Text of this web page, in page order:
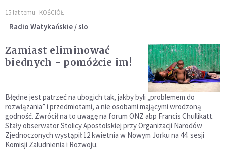
15 lat temu KOŚCIÓŁ
Radio Watykańskie / slo
Zamiast eliminować
biednych - pomóżcie im!
Błędne jest patrzeć na ubogich tak, jakby byli „problemem do
rozwiązania” i przedmiotami, a nie osobami mającymi wrodzoną
godność. Zwrócił na to uwagę na forum ONZ abp Francis Chullikatt.
Stały obserwator Stolicy Apostolskiej przy Organizacji Narodów
Zjednoczonych wystąpił 12 kwietnia w Nowym Jorku na 44. sesji
Komisji Zaludnienia i Rozwoju.